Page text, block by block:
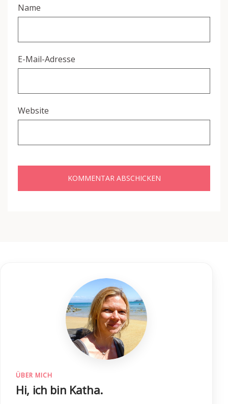
Name
E-Mail-Adresse
Website
ÜBER MICH
Hi, ich bin Katha.